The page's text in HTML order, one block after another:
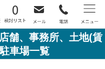
0
舗、事務所、土地(賃
車場一覧